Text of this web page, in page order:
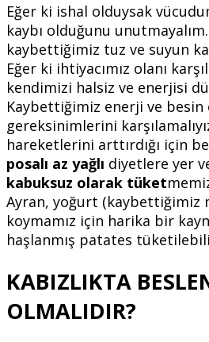
Eğer ki ishal olduysak
kaybı olduğunu
kaybettiğimiz tuz ve suyun
Eğer ki ihtiyacımız olanı
kendimizi halsiz ve enerjisi
Kaybettiğimiz enerji ve besin
gereksinimlerini
hareketlerini arttırdığı için
posalı az yağlı diyetlere yer
kabuksuz olarak tüket
Ayran, yoğurt (kaybettiğimiz
koymamız için harika bir
haşlanmış patates
KABIZLIKTA
OLMALIDIR?